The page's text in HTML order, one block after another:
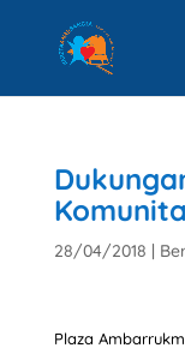
28/04/2018 |
Plaza